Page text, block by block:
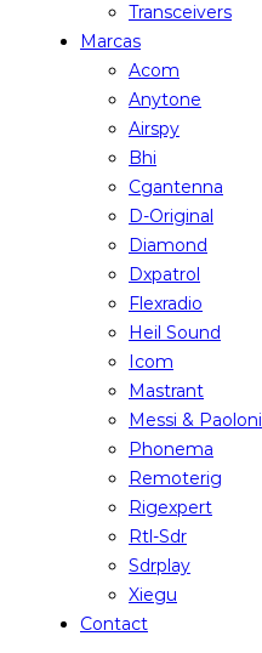
Transceivers
Marcas
Acom
Anytone
Airspy
Bhi
Cgantenna
D-Original
Diamond
Dxpatrol
Flexradio
Heil Sound
Icom
Mastrant
Messi & Paoloni
Phonema
Remoterig
Rigexpert
Rtl-Sdr
Sdrplay
Xiegu
Contact